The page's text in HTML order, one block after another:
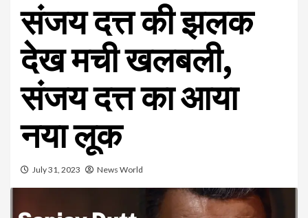
संजय दत्त की झलक
देख मची खलबली,
संजय दत्त का आया
नया लूक
July 31, 2023 News World